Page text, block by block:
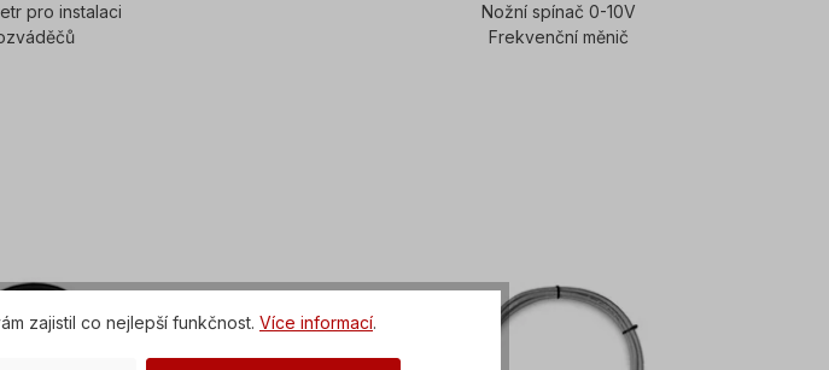
pro instalaci
Nožní spínač 0-10V
Frekvenční měnič
zajistil co nejlepší funkčnost. Více informací.